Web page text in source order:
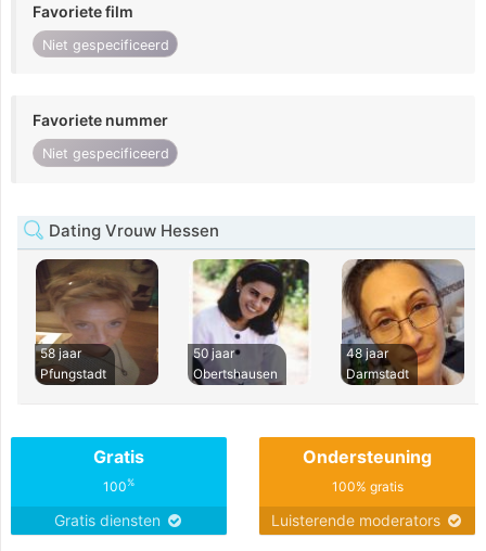
Favoriete film
Niet gespecificeerd
Favoriete nummer
Niet gespecificeerd
Dating Vrouw Hessen
58 jaar
Pfungstadt
50 jaar
Obertshausen
48 jaar
Darmstadt
Gratis
100%
Gratis diensten
Ondersteuning
100% gratis
Luisterende moderators